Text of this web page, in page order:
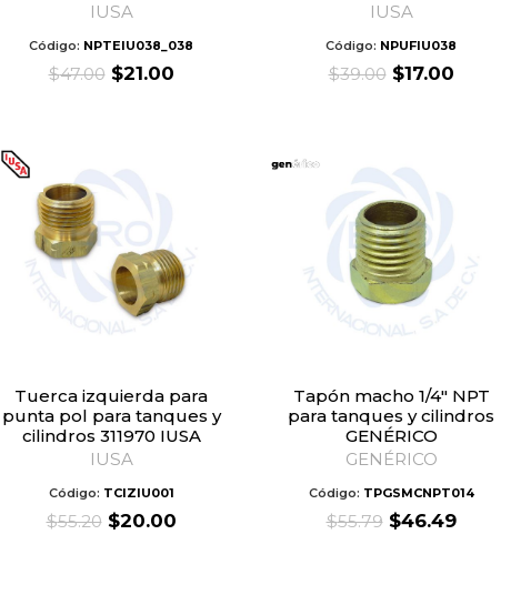
IUSA
Código: NPTEIU038_038
$47.00 Original
$21.00Current
IUSA
Código: NPUFIU038
$39.00 Original
$17.00Current
Tuerca izquierda para
punta pol para tanques y
cilindros 311970 IUSA
IUSA
Código: TCIZIU001
$55.20 Original
$20.00Current
Tapón macho 1/4″ NPT
para tanques y cilindros
GENÉRICO
GENÉRICO
Código: TPGSMCNPT014
$55.79 Original
$46.49Current